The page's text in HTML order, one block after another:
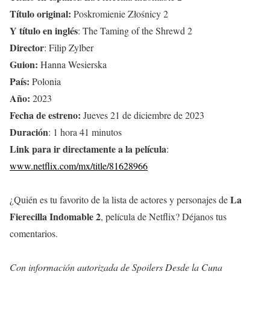
Título original: Poskromienie Złośnicy 2
Y título en inglés: The Taming of the Shrewd 2
Director: Filip Zylber
Guion: Hanna Wesierska
País: Polonia
Año: 2023
Fecha de estreno: Jueves 21 de diciembre de 2023
Duración: 1 hora 41 minutos
Link para ir directamente a la película:
www.netflix.com/mx/title/81628966
¿Quién es tu favorito de la lista de actores y personajes deLa
Fierecilla Indomable 2, película de Netflix? Déjanos tus
comentarios.
Con información autorizada de Spoilers Desde la Cuna